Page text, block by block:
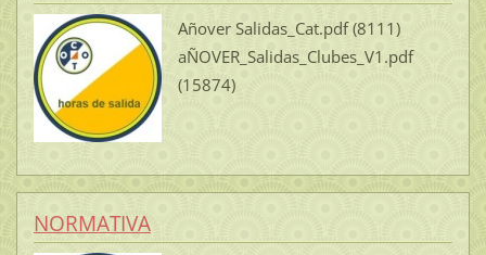
Añover Salidas_Cat.pdf (8111)
aÑOVER_Salidas_Clubes_V1.pdf
(15874)
NORMATIVA